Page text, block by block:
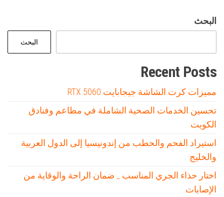
البحث
البحث
Recent Posts
مميزات كرت الشاشة جيجابايت RTX 5060
تحسين الخدمات الصحية الشاملة في مطاعم وفنادق
الكويت
استيراد الفحم والحطب من إندونيسيا إلى الدول العربية
والخليج
اختار حذاء الجري المناسب _ ضمان الراحة والوقاية من
الإصابات